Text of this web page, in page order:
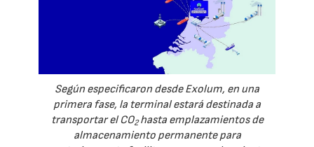
Según especificaron desde Exolum, en una
primera fase, la terminal estará destinada a
transportar el CO2hasta emplazamientos de
almacenamiento permanente para